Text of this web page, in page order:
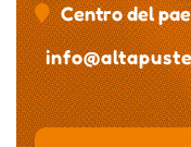
Centro del